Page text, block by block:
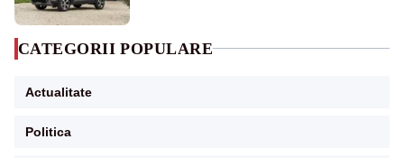
CATEGORII POPULARE
Actualitate
Politica